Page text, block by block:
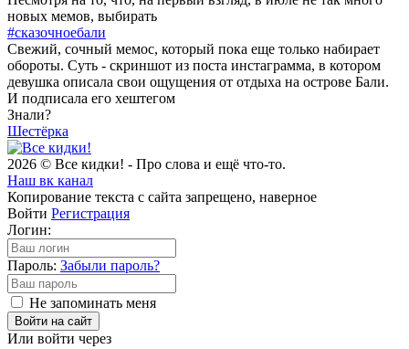
новых мемов, выбирать
#сказочноебали
Свежий, сочный мемос, который пока еще только набирает
обороты. Суть - скриншот из поста инстаграмма, в котором
девушка описала свои ощущения от отдыха на острове Бали.
И подписала его хештегом
Знали?
Шестёрка
2026 © Все кидки! - Про слова и ещё что-то.
Наш вк канал
Копирование текста с сайта запрещено, наверное
Войти Регистрация
Логин:
Пароль: Забыли пароль?
Не запоминать меня
Войти на сайт
Или войти через